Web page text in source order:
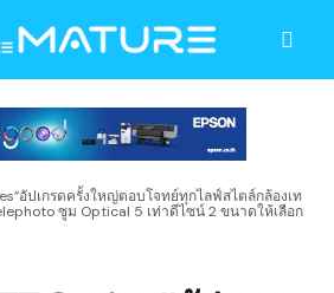
อัปเกรดครั้งใหญ่ตอบโจทย์ทุกไลฟ์สไตล์กล้องเท
ซูม Optical 5 เท่าดีไซน์ 2 ขนาดให้เลือก